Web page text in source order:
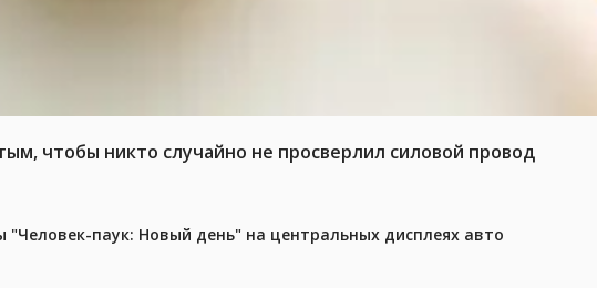
чтобы никто случайно не просверлил силовой провод
паук: Новый день" на центральных дисплеях авто